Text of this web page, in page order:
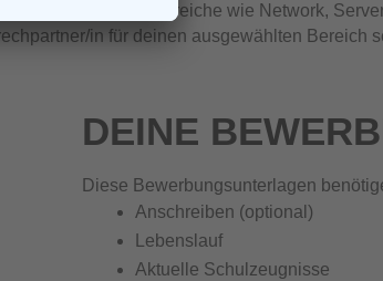
Hierzu zählen IT-Bereiche wie Network,
in für deinen ausgewählten Bereich
DEINE
Diese Bewerbungsunterlagen
Anschreiben (optional)
Lebenslauf
Aktuelle Schulzeugnisse